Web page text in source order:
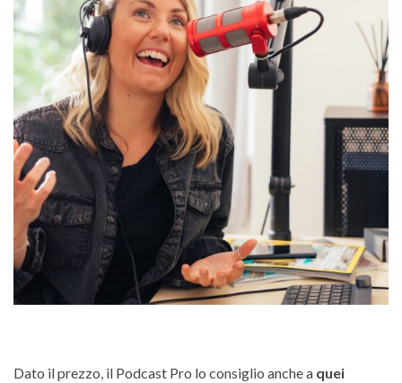
Dato il prezzo, il Podcast Pro lo consiglio anche a quei